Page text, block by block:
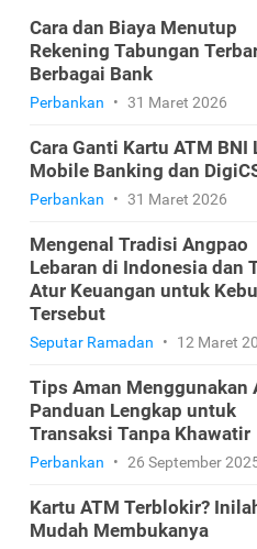
Cara dan Biaya Menutup
Rekening Tabungan
Berbagai Bank
Perbankan • 31 Maret 2026
Cara Ganti Kartu ATM BNI
Mobile Banking dan
Perbankan • 31 Maret 2026
Mengenal Tradisi Angpao
Lebaran di Indonesia dan
Atur Keuangan untuk
Tersebut
Seputar Ramadan • 12 Maret
Tips Aman Menggunakan
Panduan Lengkap untuk
Transaksi Tanpa Khawatir
Perbankan • 26 September
Kartu ATM Terblokir?
Mudah Membukanya